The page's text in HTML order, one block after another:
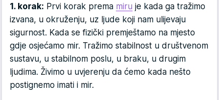
1. korak: Prvi korak prema miru je kada ga tražimo
izvana, u okruženju, uz ljude koji nam ulijevaju
sigurnost. Kada se fizički premještamo na mjesto
gdje osjećamo mir. Tražimo stabilnost u društvenom
sustavu, u stabilnom poslu, u braku, u drugim
ljudima. Živimo u uvjerenju da ćemo kada nešto
postignemo imati i mir.